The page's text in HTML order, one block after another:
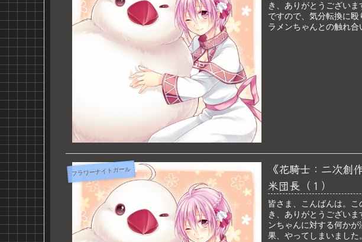
き、ありがとうござい
ですので、気分転換に
ラメンちゃんとの触れ合
フラワーナイトガール
《花騎士：二次
米団長（１）
皆さま、こんばんは。
き、ありがとうござい
ンちゃんに対する何か
果、やってしまいました